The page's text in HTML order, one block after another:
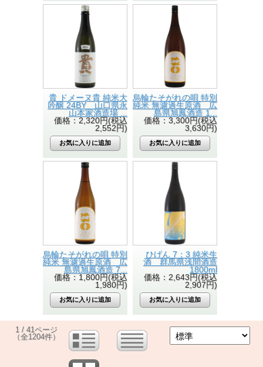
貴 ドメーヌ貴 純米大
吟醸 24BY 山口県永
山本家酒造場 ...
価格：2,320円(税込
2,552円)
烏輪たそがれの唄 特別
純米 無濾過生原酒 広
島県旭鳳酒造 1...
価格：3,300円(税込
3,630円)
烏輪たそがれの唄 特別
純米 無濾過生原酒 広
島県旭鳳酒造 7...
価格：1,800円(税込
1,980円)
ひげん 7：3 純米生
酒 群馬県浅間酒造
1800ml
価格：2,643円(税込
2,907円)
1 / 41ページ
（全1204件）